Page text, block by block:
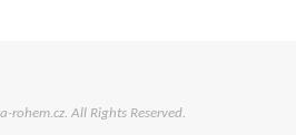
rohem.cz. All Rights Reserved.